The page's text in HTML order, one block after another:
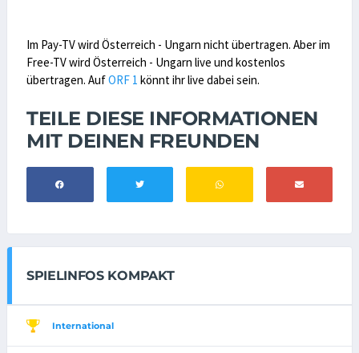
Im Pay-TV wird Österreich - Ungarn nicht übertragen. Aber im
Free-TV wird Österreich - Ungarn live und kostenlos
übertragen. AufORF 1 könnt ihr live dabei sein.
TEILE DIESE INFORMATIONEN
MIT DEINEN FREUNDEN
SPIELINFOS KOMPAKT
International